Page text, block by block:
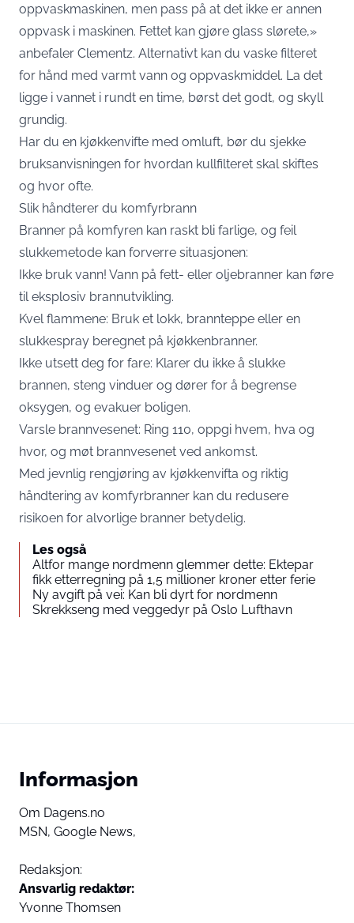
oppvaskmaskinen, men pass på at det ikke er annen
oppvask i maskinen. Fettet kan gjøre glass slørete,»
anbefaler Clementz. Alternativt kan du vaske filteret
for hånd med varmt vann og oppvaskmiddel. La det
ligge i vannet i rundt en time, børst det godt, og skyll
grundig.
Har du en kjøkkenvifte med omluft, bør du sjekke
bruksanvisningen for hvordan kullfilteret skal skiftes
og hvor ofte.
Slik håndterer du komfyrbrann
Branner på komfyren kan raskt bli farlige, og feil
slukkemetode kan forverre situasjonen:
Ikke bruk vann! Vann på fett- eller oljebranner kan føre
til eksplosiv brannutvikling.
Kvel flammene: Bruk et lokk, brannteppe eller en
slukkespray beregnet på kjøkkenbranner.
Ikke utsett deg for fare: Klarer du ikke å slukke
brannen, steng vinduer og dører for å begrense
oksygen, og evakuer boligen.
Varsle brannvesenet: Ring 110, oppgi hvem, hva og
hvor, og møt brannvesenet ved ankomst.
Med jevnlig rengjøring av kjøkkenvifta og riktig
håndtering av komfyrbranner kan du redusere
risikoen for alvorlige branner betydelig.
Les også
Altfor mange nordmenn glemmer dette: Ektepar
fikk etterregning på 1,5 millioner kroner etter ferie
Ny avgift på vei: Kan bli dyrt for nordmenn
Skrekkseng med veggedyr på Oslo Lufthavn
Informasjon
Om Dagens.no
MSN, Google News,
Redaksjon:
Ansvarlig redaktør:
Yvonne Thomsen